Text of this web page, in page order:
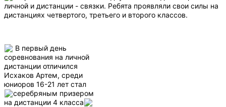
личной и дистанции - связки. Ребята проявляли свои силы на
дистанциях четвертого, третьего и второго классов.
В первый день
соревнования на личной
дистанции отличился
Исхаков Артем, среди
юниоров 16-21 лет стал
серебряным призером
на дистанции 4 класса